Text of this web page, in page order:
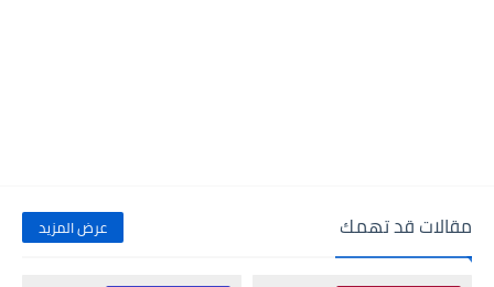
مقالات قد تهمك عرض المزيد